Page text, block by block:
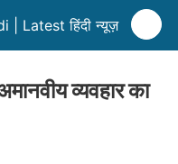
Latest हिंदी न्यूज़
व्यवहार का